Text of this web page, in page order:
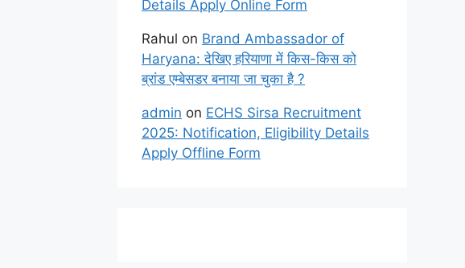
Details Apply Online Form
Rahul on Brand Ambassador of
Haryana: देखिए हरियाणा में किस-किस को
ब्रांड एम्बेसडर बनाया जा चुका है ?
admin on ECHS Sirsa Recruitment
2025: Notification, Eligibility Details
Apply Offline Form